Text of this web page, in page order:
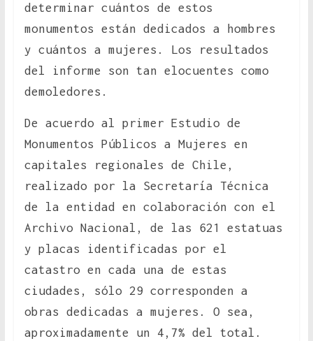
determinar cuántos de estos
monumentos están dedicados a hombres
y cuántos a mujeres. Los resultados
del informe son tan elocuentes como
demoledores.
De acuerdo al primer Estudio de
Monumentos Públicos a Mujeres en
capitales regionales de Chile,
realizado por la Secretaría Técnica
de la entidad en colaboración con el
Archivo Nacional, de las 621 estatuas
y placas identificadas por el
catastro en cada una de estas
ciudades, sólo 29 corresponden a
obras dedicadas a mujeres. O sea,
aproximadamente un 4,7% del total.